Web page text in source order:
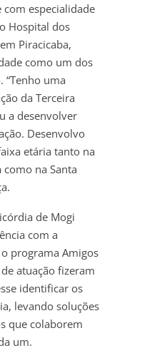
com especialidade
Hospital dos
Piracicaba,
como um dos
“Tenho uma
da Terceira
a desenvolver
Desenvolvo
etária tanto na
na Santa
de Mogi
com a
programa Amigos
atuação fizeram
identificar os
levando soluções
que colaborem
um.